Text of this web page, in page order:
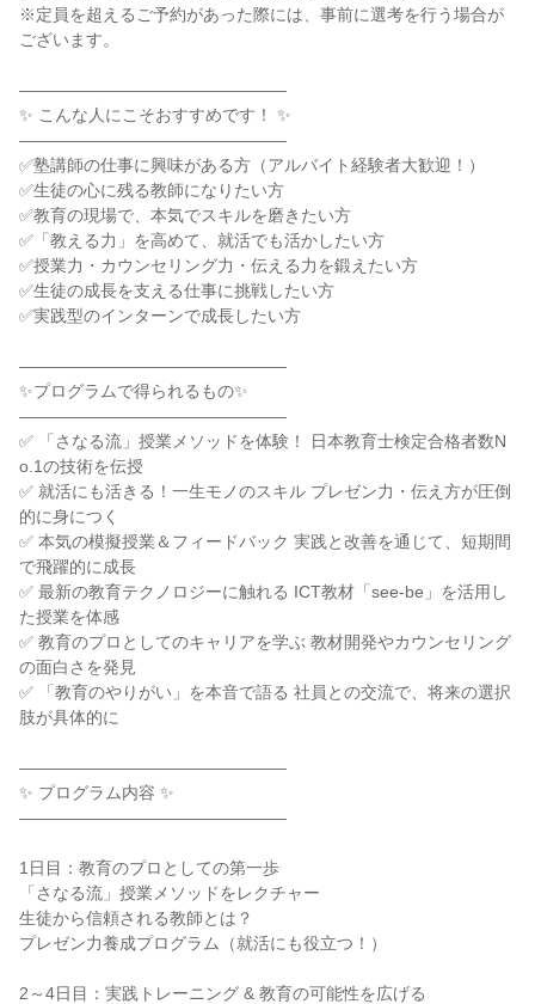
※定員を超えるご予約があった際には、事前に選考を行う場合が
ございます。
――――――――――――――――
✨ こんな人にこそおすすめです！ ✨
――――――――――――――――
✅塾講師の仕事に興味がある方（アルバイト経験者大歓迎！）
✅生徒の心に残る教師になりたい方
✅教育の現場で、本気でスキルを磨きたい方
✅「教える力」を高めて、就活でも活かしたい方
✅授業力・カウンセリング力・伝える力を鍛えたい方
✅生徒の成長を支える仕事に挑戦したい方
✅実践型のインターンで成長したい方
――――――――――――――――
✨プログラムで得られるもの✨
――――――――――――――――
✅ 「さなる流」授業メソッドを体験！ 日本教育士検定合格者数N
o.1の技術を伝授
✅ 就活にも活きる！一生モノのスキル プレゼン力・伝え方が圧倒
的に身につく
✅ 本気の模擬授業＆フィードバック 実践と改善を通じて、短期間
で飛躍的に成長
✅ 最新の教育テクノロジーに触れる ICT教材「see-be」を活用し
た授業を体感
✅ 教育のプロとしてのキャリアを学ぶ 教材開発やカウンセリング
の面白さを発見
✅ 「教育のやりがい」を本音で語る 社員との交流で、将来の選択
肢が具体的に
――――――――――――――――
✨ プログラム内容 ✨
――――――――――――――――
1日目：教育のプロとしての第一歩
「さなる流」授業メソッドをレクチャー
生徒から信頼される教師とは？
プレゼン力養成プログラム（就活にも役立つ！）
2～4日目：実践トレーニング & 教育の可能性を広げる